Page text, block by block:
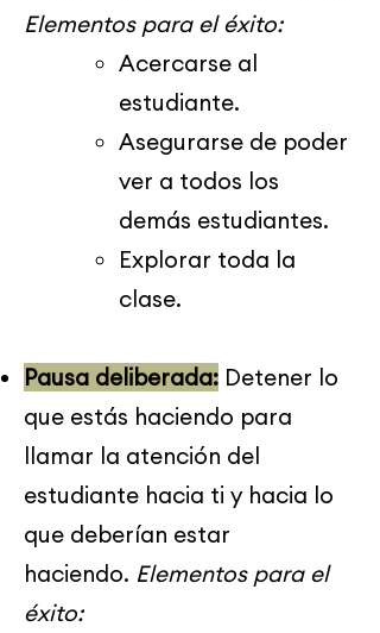
Elementos para el éxito:
​Acercarse al
estudiante.
Asegurarse de poder
ver a todos los
demás estudiantes.
Explorar toda la
clase.
Pausa deliberada: Detener lo
que estás haciendo para
llamar la atención del
estudiante hacia ti y hacia lo
que deberían estar
haciendo. Elementos para el
éxito: